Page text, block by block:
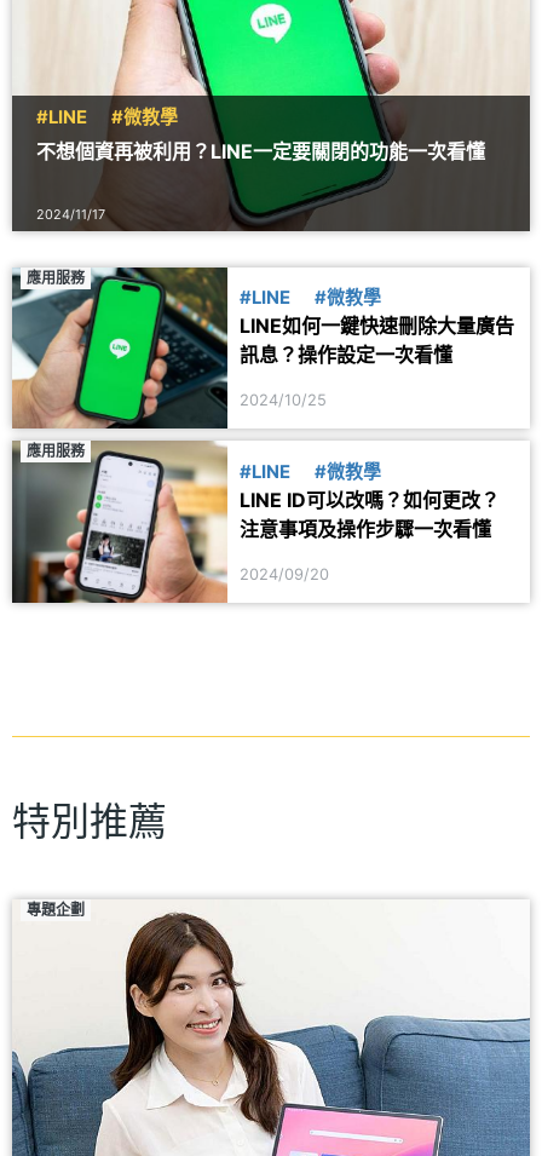
#LINE #微教學
不想個資再被利用？LINE一定要關閉的功能一次看懂
2024/11/17
應用服務
#LINE #微教學
LINE如何一鍵快速刪除大量廣告
訊息？操作設定一次看懂
2024/10/25
應用服務
#LINE #微教學
LINE ID可以改嗎？如何更改？
注意事項及操作步驟一次看懂
2024/09/20
特別推薦
專題企劃